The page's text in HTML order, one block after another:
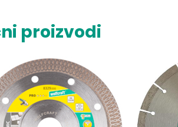
proizvodi